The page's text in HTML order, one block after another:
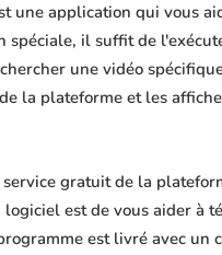
une application qui vous
spéciale, il suffit de
une vidéo
la plateforme et les
gratuit de la
est de vous aider à
est livré avec